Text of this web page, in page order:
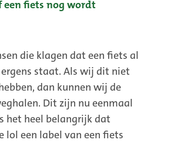
een fiets nog wordt
die klagen dat een fiets al
staat. Als wij dit niet
dan kunnen wij de
Dit zijn nu eenmaal
het heel belangrijk dat
lol een label van een fiets